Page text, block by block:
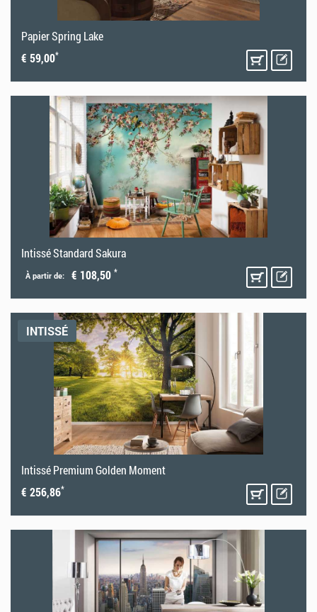
Papier Spring Lake
€ 59,00*
Intissé Standard Sakura
À partir de: € 108,50 *
INTISSÉ
Intissé Premium Golden Moment
€ 256,86*